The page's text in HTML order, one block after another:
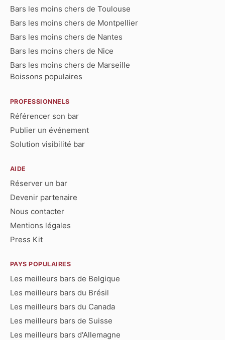
Bars les moins chers de Toulouse
Bars les moins chers de Montpellier
Bars les moins chers de Nantes
Bars les moins chers de Nice
Bars les moins chers de Marseille
Boissons populaires
PROFESSIONNELS
Référencer son bar
Publier un événement
Solution visibilité bar
AIDE
Réserver un bar
Devenir partenaire
Nous contacter
Mentions légales
Press Kit
PAYS POPULAIRES
Les meilleurs bars de Belgique
Les meilleurs bars du Brésil
Les meilleurs bars du Canada
Les meilleurs bars de Suisse
Les meilleurs bars d'Allemagne